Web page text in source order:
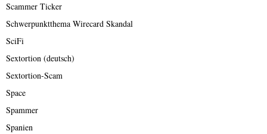
Scammer Ticker
Schwerpunktthema Wirecard Skandal
SciFi
Sextortion (deutsch)
Sextortion-Scam
Space
Spammer
Spanien